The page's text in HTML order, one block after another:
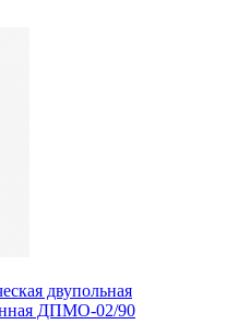
двупольная
ДПМО-02/90